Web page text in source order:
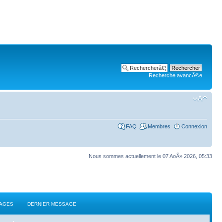
Recherche avancÃ©e
FAQ Membres Connexion
Nous sommes actuellement le 07 AoÃ» 2026, 05:33
DERNIER MESSAGE